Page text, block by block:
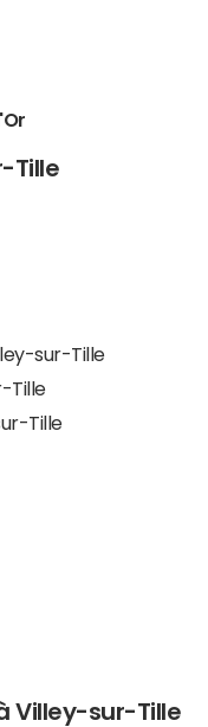
Tille
sur-Tille
Tille
Tille
Villey-sur-Tille